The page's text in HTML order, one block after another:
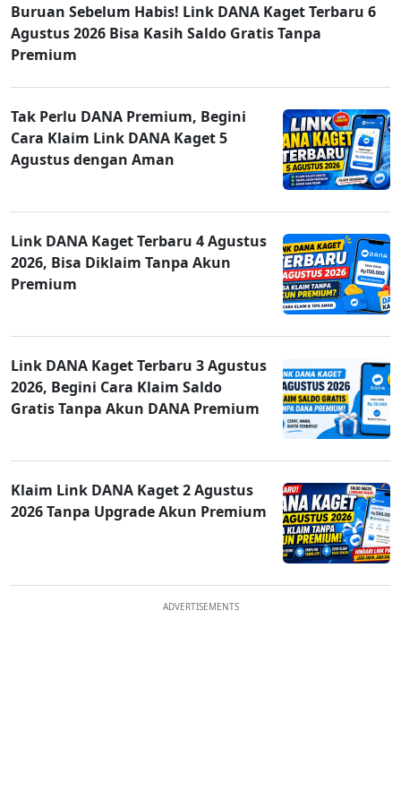
Buruan Sebelum Habis! Link DANA Kaget Terbaru 6
Agustus 2026 Bisa Kasih Saldo Gratis Tanpa
Premium
Tak Perlu DANA Premium, Begini
Cara Klaim Link DANA Kaget 5
Agustus dengan Aman
Link DANA Kaget Terbaru 4 Agustus
2026, Bisa Diklaim Tanpa Akun
Premium
Link DANA Kaget Terbaru 3 Agustus
2026, Begini Cara Klaim Saldo
Gratis Tanpa Akun DANA Premium
Klaim Link DANA Kaget 2 Agustus
2026 Tanpa Upgrade Akun Premium
ADVERTISEMENTS